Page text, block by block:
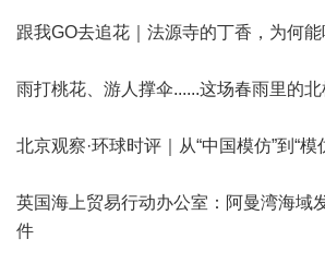
跟我GO去追花｜法源寺的丁香，为何
雨打桃花、游人撑伞......这场春雨里的
北京观察·环球时评｜从“中国模仿”到“模
英国海上贸易行动办公室：阿曼湾海域
件